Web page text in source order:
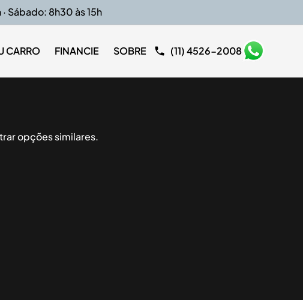
Sábado: 8h30 às 15h
CARRO FINANCIE SOBRE (11) 4526-2008
opções similares.